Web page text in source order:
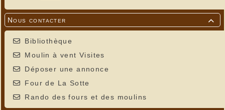

Nous contacter
Bibliothèque
Moulin à vent Visites
Déposer une annonce
Four de La Sotte
Rando des fours et des moulins